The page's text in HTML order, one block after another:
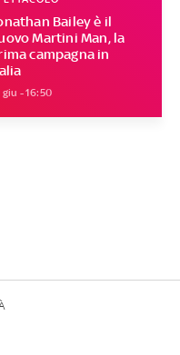
Bailey è il
Martini Man, la
campagna in
giu - 16:50